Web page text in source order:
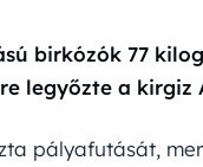
birkózók 77
legyőzte a kirgiz
pályafutását,